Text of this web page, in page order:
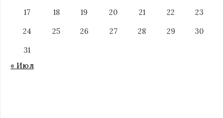
17
18 19 20 21 22
23
24
25 26 27 28 29
30
31
« Июл